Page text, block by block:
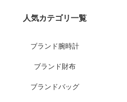
人気カテゴリ一覧
ブランド腕時計
ブランド財布
ブランドバッグ